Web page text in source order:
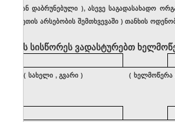
უკან დაბრუნებული ),ასევე საგადასახადო
ასეთის არსებობის შემთხვევაში ) თანხის
ოქმის სისწორესვადასტურებთ
( სახელი ,გვარი ) ( ხელმოწერა